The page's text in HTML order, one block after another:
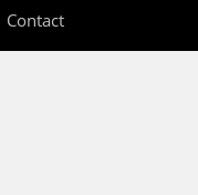
Contact